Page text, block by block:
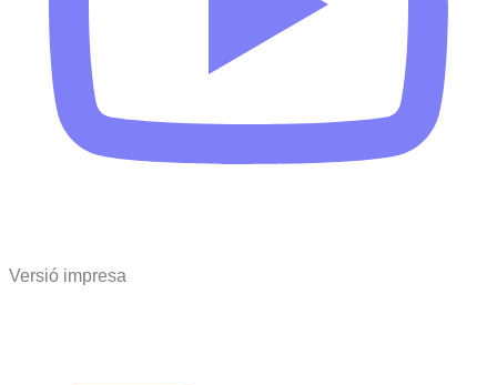
Versió impresa